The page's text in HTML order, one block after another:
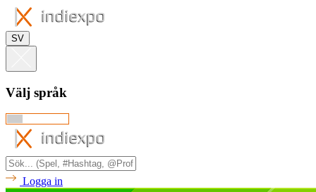
SV
Välj språk
Logga in